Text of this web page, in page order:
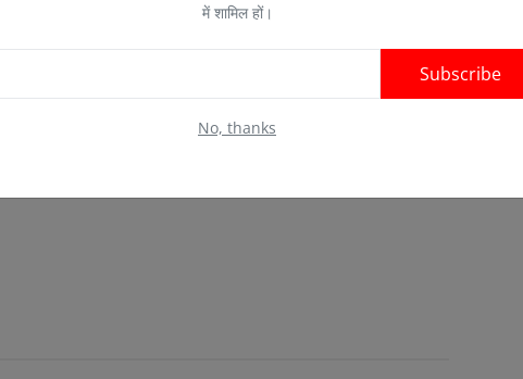
में शामिल हों।
Subscribe
No, thanks
सत्यापित पंजीकरण, ...